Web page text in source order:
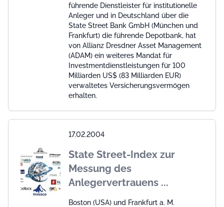
führende Dienstleister für institutionelle
Anleger und in Deutschland über die
State Street Bank GmbH (München und
Frankfurt) die führende Depotbank, hat
von Allianz Dresdner Asset Management
(ADAM) ein weiteres Mandat für
Investmentdienstleistungen für 100
Milliarden US$ (83 Milliarden EUR)
verwaltetes Versicherungsvermögen
erhalten.
17.02.2004
State Street-Index zur
Messung des
Anlegervertrauens ...
Boston (USA) und Frankfurt a. M.